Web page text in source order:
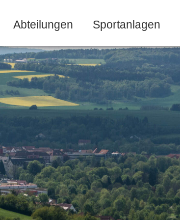
Abteilungen Sportanlagen